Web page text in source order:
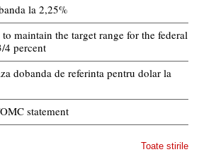
la 2,25%
maintain the target range for the federal
4 percent
dobanda de referinta pentru dolar la
statement
Toate stirile